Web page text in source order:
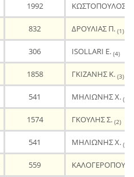
1992 ΚΩΣΤΟΠΟΥΛΟΣ
832 ΔΡΟΥΛΙΑΣ Π.(1)
306 ISOLLARI E.(4)
1858 ΓΚΙΖΑΝΗΣ Κ.(3)
541 ΜΗΛΙΩΝΗΣ Χ.(2)
1574 ΓΚΟΥΛΗΣ Σ.(2)
541 ΜΗΛΙΩΝΗΣ Χ.(3)
559